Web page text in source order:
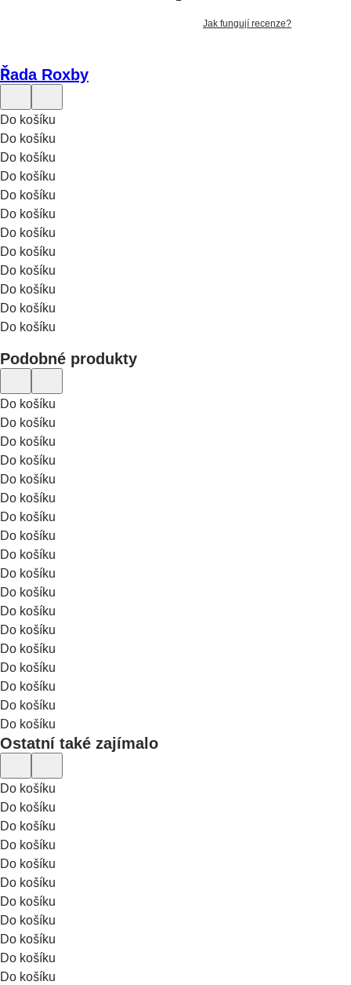
Jak fungují recenze?
Řada Roxby
Do košíku
Do košíku
Do košíku
Do košíku
Do košíku
Do košíku
Do košíku
Do košíku
Do košíku
Do košíku
Do košíku
Do košíku
Podobné produkty
Do košíku
Do košíku
Do košíku
Do košíku
Do košíku
Do košíku
Do košíku
Do košíku
Do košíku
Do košíku
Do košíku
Do košíku
Do košíku
Do košíku
Do košíku
Do košíku
Do košíku
Do košíku
Ostatní také zajímalo
Do košíku
Do košíku
Do košíku
Do košíku
Do košíku
Do košíku
Do košíku
Do košíku
Do košíku
Do košíku
Do košíku